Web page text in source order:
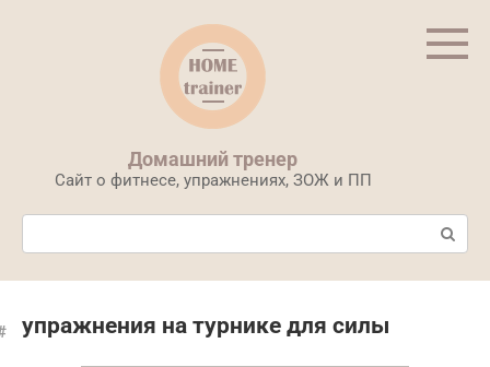
Домашний тренер
Сайт о фитнесе, упражнениях, ЗОЖ и ПП
Поиск:
упражнения на турнике для силы